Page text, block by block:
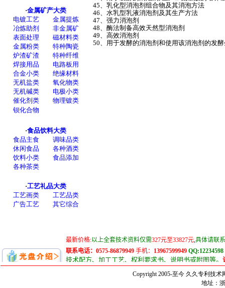
45、乳化型消泡剂组合物及其消泡方法
46、水乳型乳液消泡剂及其生产方法
47、强力消泡剂
48、酶法制备高效天然型消泡剂
49、高效消泡剂
50、用于发酵的消泡剂和使用该消泡剂的发
Copyright 2005-至今 久久专利技
地址：